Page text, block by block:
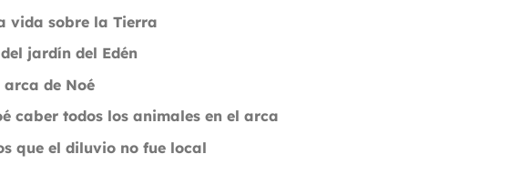
vida sobre la Tierra
jardín del Edén
de Noé
caber todos los animales en el arca
que el diluvio no fue local